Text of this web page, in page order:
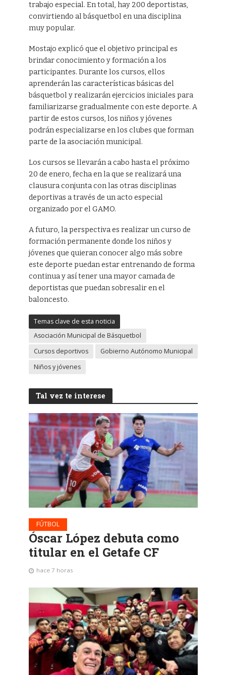
trabajo especial. En total, hay 200 deportistas,
convirtiendo al básquetbol en una disciplina
muy popular.
Mostajo explicó que el objetivo principal es
brindar conocimiento y formación a los
participantes. Durante los cursos, ellos
aprenderán las características básicas del
básquetbol y realizarán ejercicios iniciales para
familiarizarse gradualmente con este deporte. A
partir de estos cursos, los niños y jóvenes
podrán especializarse en los clubes que forman
parte de la asociación municipal.
Los cursos se llevarán a cabo hasta el próximo
20 de enero, fecha en la que se realizará una
clausura conjunta con las otras disciplinas
deportivas a través de un acto especial
organizado por el GAMO.
A futuro, la perspectiva es realizar un curso de
formación permanente donde los niños y
jóvenes que quieran conocer algo más sobre
este deporte puedan estar entrenando de forma
continua y así tener una mayor camada de
deportistas que puedan sobresalir en el
baloncesto.
Temas clave de esta noticia
Asociación Municipal de Básquetbol
Cursos deportivos
Gobierno Autónomo Municipal
Niños y jóvenes
Tal vez te interese
FÚTBOL
Óscar López debuta como
titular en el Getafe CF
hace 7 horas